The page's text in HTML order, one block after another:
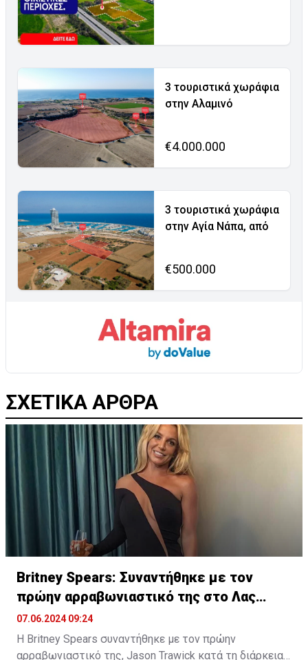
3 τουριστικά χωράφια
στην Αλαμινό
€4.000.000
3 τουριστικά χωράφια
στην Αγία Νάπα, από
€500.000
ΣΧΕΤΙΚΑ ΑΡΘΡΑ
Britney Spears: Συναντήθηκε με τον
πρώην αρραβωνιαστικό της στο Λας
Βέγκας
07.06.2024 09:24
Η Britney Spears συναντήθηκε με τον πρώην
αρραβωνιαστικό της, Jason Trawick κατά τη διάρκεια